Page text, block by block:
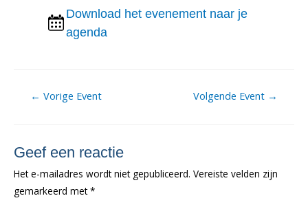
Download het evenement naar je
agenda
Berichtnavigatie
← Vorige Event Volgende Event →
Geef een reactie
Het e-mailadres wordt niet gepubliceerd. Vereiste velden zijn
gemarkeerd met*